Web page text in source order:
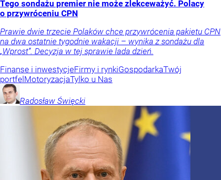
Tego sondażu premier nie może zlekceważyć. Polacy
o przywróceniu CPN
Prawie dwie trzecie Polaków chce przywrócenia pakietu CPN
na dwa ostatnie tygodnie wakacji – wynika z sondażu dla
„Wprost”. Decyzja w tej sprawie lada dzień.
Finanse i inwestycjeFirmy i rynkiGospodarkaTwój
portfel MotoryzacjaTylko u Nas
Radosław Święcki